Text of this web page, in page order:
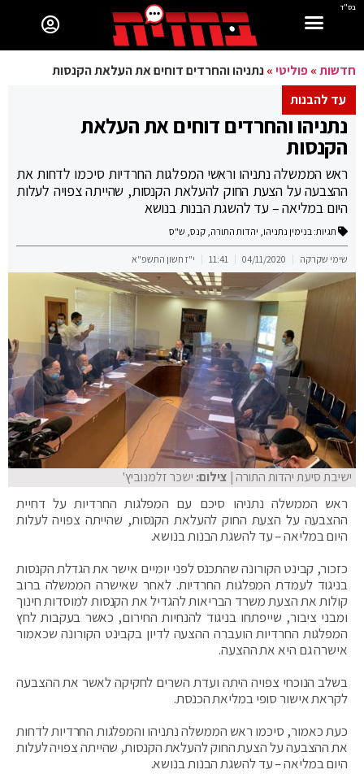
בס"ד
חדשות»פוליטי»נתניהו והחרדים דוחים את העלאת הקנסות
עד להבנות
נתניהו והחרדים דוחים את העלאת
הקנסות
ראש הממשלה נתניהו וראשי המפלגות החרדיות סיכמו לדחות את
ההצבעה על הצעת החוק להעלאת הקנסות, שהייתה צפויה לעלות
היום במליאה – עד להשגת הבנות בנושא
תגיות: בנימין נתניהו, יהדות התורה, קנס, ש"ס
שימי שקרקה 04/11/2020
11:41 י"ז חשון התשפ"א
ישיבת סיעת יהדות התורה| צילום: ישכר זלמנוביץ'
ראש הממשלה נתניהו סיכם עם המפלגות החרדיות על דחיית
ההצבעה על הצעת החוק להעלאת הקנסות, שהייתה צפויה לעלות
היום במליאה – עד להשגת הבנות בנושא.
כזכור, קבינט הקורונה שהתכנס לפני יומיים אישר את הגדלת הקנסות
בניגוד לעמדת המפלגות החרדיות. לאחר שאישרה הממשלה ברוב
קולות את הצעת משרד הבריאות להגדיל את הקנסות למוסדות חינוך
ומבני ציבור, שייפתחו בניגוד להנחיות החירום, כאשר בעקבות לחץ
המפלגות החרדיות הועברה ההצעה לדיון בקבינט הקורונה שכאמור
אישרה גם היא את ההצעה.
בשלב הנוכחי צפויה היתה ועדת השרים לחקיקה לאשר את ההצבעה
לקראת אישור סופי במליאת הכנסת.
כעת כאמור, סיכמו ראש הממשלה נתניהו והמפלגות החרדיות לדחות
את ההצבעה על הצעת החוק להעלאת הקנסות, שהייתה צפויה לעלות
היום במליאה – עד להשגת הבנות בנושא.